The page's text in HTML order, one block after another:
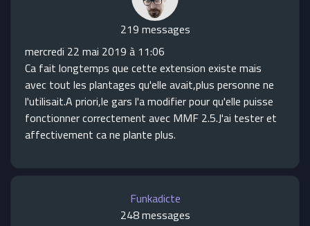
219 messages
mercredi 22 mai 2019 à 11:06
Ca fait longtemps que cette extension existe mais
avec tout les plantages qu'elle avait,plus personne ne
l'utilisait.A priori,le gars l'a modifier pour qu'elle puisse
fonctionner correctement avec MMF 2.5.J'ai tester et
affectivement ca ne plante plus.
Funkadicte
248 messages